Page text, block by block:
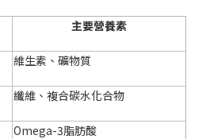
主要營養素
維生素、礦物質
纖維、複合碳水化合物
Omega-3脂肪酸